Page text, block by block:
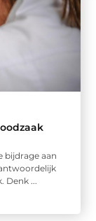
bijdrage aan
Denk ...